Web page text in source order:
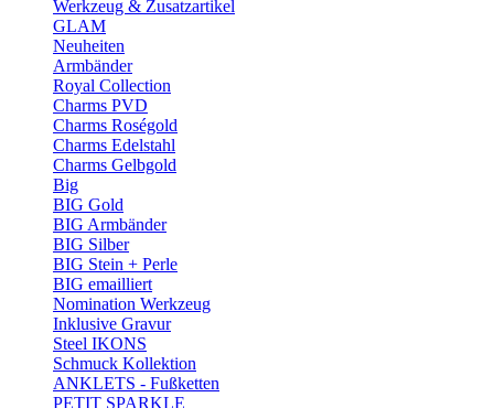
Werkzeug & Zusatzartikel
GLAM
Neuheiten
Armbänder
Royal Collection
Charms PVD
Charms Roségold
Charms Edelstahl
Charms Gelbgold
Big
BIG Gold
BIG Armbänder
BIG Silber
BIG Stein + Perle
BIG emailliert
Nomination Werkzeug
Inklusive Gravur
Steel IKONS
Schmuck Kollektion
ANKLETS - Fußketten
PETIT SPARKLE